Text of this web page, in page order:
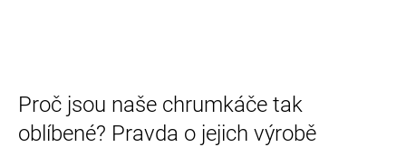
Proč jsou naše chrumkáče tak
oblíbené? Pravda o jejich výrobě